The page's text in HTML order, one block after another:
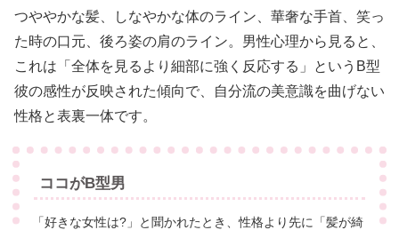
つややかな髪、しなやかな体のライン、華奢な手首、笑っ
た時の口元、後ろ姿の肩のライン。男性心理から見ると、
これは「全体を見るより細部に強く反応する」というB型
彼の感性が反映された傾向で、自分流の美意識を曲げない
性格と表裏一体です。
ココがB型男
「好きな女性は?」と聞かれたとき、性格より先に「髪が綺